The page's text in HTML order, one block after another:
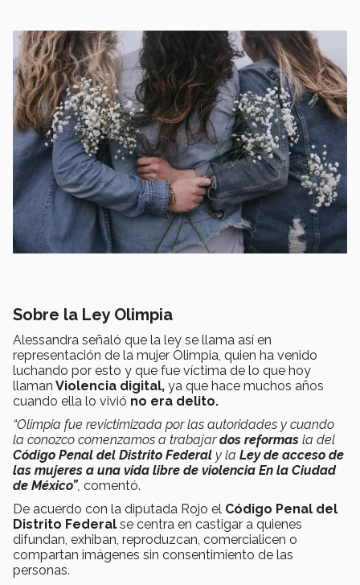
Sobre la Ley Olimpia
Alessandra señaló que la ley se llama así en
representación de la mujer Olimpia, quien ha venido
luchando por esto y que fue víctima de lo que hoy
llaman Violencia digital, ya que hace muchos años
cuando ella lo vivió no era delito.
“Olimpia fue revictimizada por las autoridades y cuando
la conozco comenzamos a trabajardos reformas la del
Código Penal del Distrito Federal y la Ley de acceso de
las mujeres a una vida libre de violencia En la Ciudad
de México”, comentó.
De acuerdo con la diputada Rojo el Código Penal del
Distrito Federal se centra en castigar a quienes
difundan, exhiban, reproduzcan, comercialicen o
compartan imágenes sin consentimiento de las
personas.